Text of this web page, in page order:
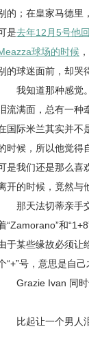
的；在皇家马德里
是去年12月5号他
球场的时候
的球迷面前，却哭
我知道那种感觉
流满面，总有一种
国际米兰其实并不
时候，所以他觉得
是我们还是那么喜
开的时候，竟然与
那天法切蒂亲手
“Zamorano”和
于某些缘故必须让
“+”号，意思是自
Grazie Ivan 同时
比起让一个男人泪